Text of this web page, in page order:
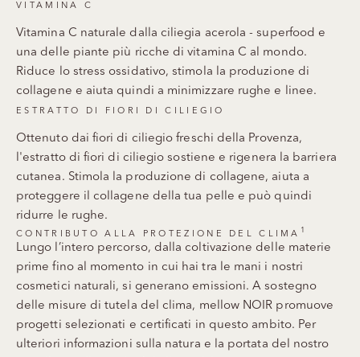
VITAMINA C
Vitamina C naturale dalla ciliegia acerola - superfood e
una delle piante più ricche di vitamina C al mondo.
Riduce lo stress ossidativo, stimola la produzione di
collagene e aiuta quindi a minimizzare rughe e linee.
ESTRATTO DI FIORI DI CILIEGIO
Ottenuto dai fiori di ciliegio freschi della Provenza,
l'estratto di fiori di ciliegio sostiene e rigenera la barriera
cutanea. Stimola la produzione di collagene, aiuta a
proteggere il collagene della tua pelle e può quindi
ridurre le rughe.
CONTRIBUTO ALLA PROTEZIONE DEL CLIMA 1
Lungo l’intero percorso, dalla coltivazione delle materie
prime fino al momento in cui hai tra le mani i nostri
cosmetici naturali, si generano emissioni. A sostegno
delle misure di tutela del clima, mellow NOIR promuove
progetti selezionati e certificati in questo ambito. Per
ulteriori informazioni sulla natura e la portata del nostro